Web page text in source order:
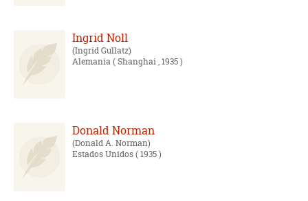
Ingrid Noll
Ingrid Gullatz
Alemania( Shanghai , 1935 )
Donald Norman
Donald A. Norman
Estados Unidos( 1935 )